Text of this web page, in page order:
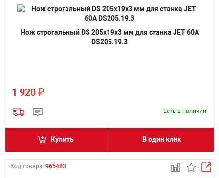
Нож строгальный DS 205х19х3 мм для станка JET 60A
DS205.19.3
1 920 ₽
Есть в наличии
Купить В один клик
Код товара: 965483